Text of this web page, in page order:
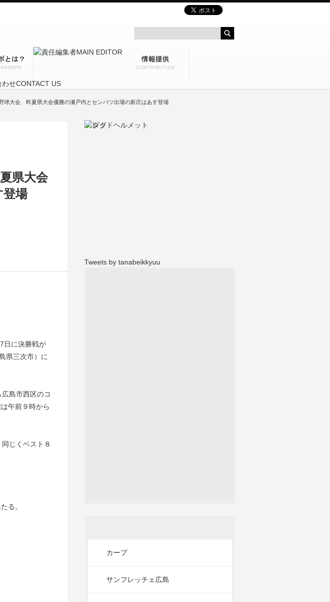
球大会、昨夏県大会優勝の瀬戸内とセンバツ出場の新庄はあす登場
県大会
場
日に決勝戦が
県三次市）に
島市西区のコ
午前９時から
じくベスト８
る。
Tweets by tanabeikkyuu
カープ
サンフレッチェ広島